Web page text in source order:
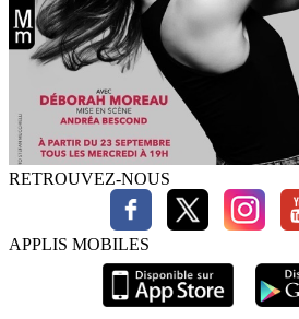
RETROUVEZ-NOUS
APPLIS MOBILES